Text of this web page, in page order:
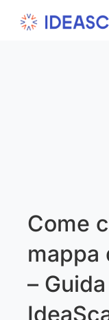
Come
mappa
–